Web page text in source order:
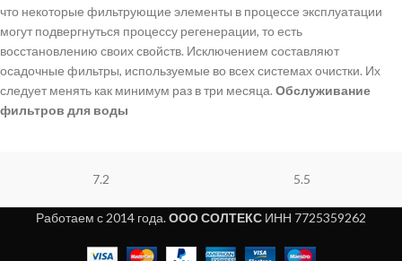
что некоторые фильтрующие элементы в процессе эксплуатации
могут подвергнуться процессу регенерации, то есть
восстановлению своих свойств. Исключением составляют
осадочные фильтры, используемые во всех системах очистки. Их
следует менять как минимум раз в три месяца. Обслуживание
фильтров для воды
7.2 5.5
Работаем с 2014 года.ООО СОЛТЕКС ИНН 7725359262